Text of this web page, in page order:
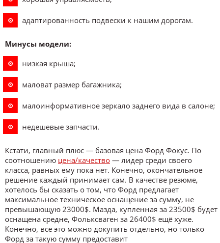
адаптированность подвески к нашим дорогам.
Минусы модели:
низкая крыша;
маловат размер багажника;
малоинформативное зеркало заднего вида в салоне;
недешевые запчасти.
Кстати, главный плюс — базовая цена Форд Фокус. По
соотношению цена/качество — лидер среди своего
класса, равных ему пока нет. Конечно, окончательное
решение каждый принимает сам. В качестве резюме,
хотелось бы сказать о том, что Форд предлагает
максимальное техническое оснащение за сумму, не
превышающую 23000$. Мазда, купленная за 23500$ будет
оснащена средне, Фольксваген за 26400$ ещё хуже.
Конечно, все это можно докупить отдельно, но только
Форд за такую сумму предоставит